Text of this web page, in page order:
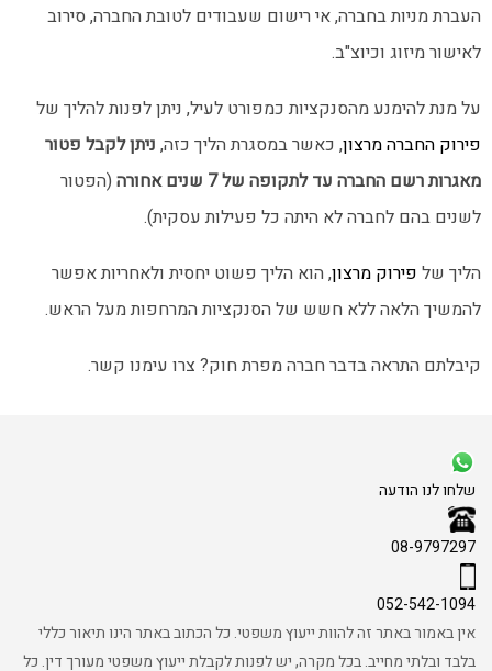
העברת מניות בחברה, אי רישום שעבודים לטובת החברה, סירוב
לאישור מיזוג וכיוצ"ב.
על מנת להימנע מהסנקציות כמפורט לעיל, ניתן לפנות להליך של
פירוק החברה מרצון, כאשר במסגרת הליך כזה, ניתן לקבל פטור
מאגרות רשם החברה עד לתקופה של 7 שנים אחורה
(הפטור
לשנים בהם לחברה לא היתה כל פעילות עסקית).
הליך של פירוק מרצון, הוא הליך פשוט יחסית ולאחריות אפשר
להמשיך הלאה ללא חשש של הסנקציות המרחפות מעל הראש.
קיבלתם התראה בדבר חברה מפרת חוק? צרו עימנו קשר.
שלחו לנו הודעה
08-9797297
052-542-1094
אין באמור באתר זה להוות ייעוץ משפטי. כל הכתוב באתר הינו תיאור כללי
בלבד ובלתי מחייב. בכל מקרה, יש לפנות לקבלת ייעוץ משפטי מעורך דין. כל